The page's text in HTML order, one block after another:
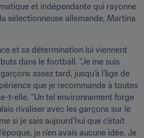
et indépendante qui rayonne
sélectionneuse allemande, Martina
et sa détermination lui viennent
dans le football. "Je me suis
assez tard, jusqu’à l’âge de
que je recommande à toutes
t-elle. "Un tel environnement forge
rivaliser avec les garçons sur le
si je sais aujourd'hui que c’était
je n’en avais aucune idée. Je